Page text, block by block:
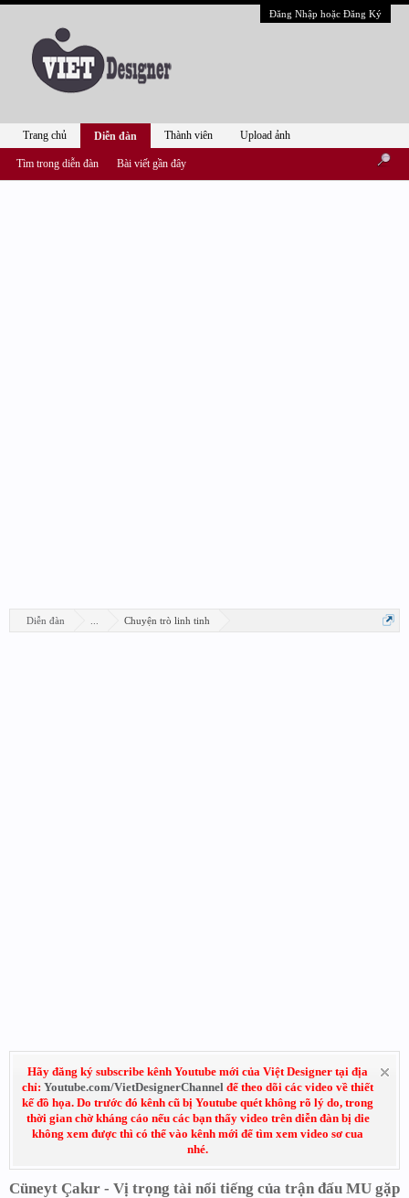
Đăng Nhập hoặc Đăng Ký
Diễn đàn Chuyện trò linh tinh
Hãy đăng ký subscribe kênh Youtube mới của Việt Designer tại địa
chỉ: Youtube.com/VietDesignerChannel để theo dõi các video về thiết
kế đồ họa. Do trước đó kênh cũ bị Youtube quét không rõ lý do, trong
thời gian chờ kháng cáo nếu các bạn thấy video trên diễn đàn bị die
không xem được thì có thể vào kênh mới để tìm xem video sơ cua
nhé.
Cüneyt Çakır - Vị trọng tài nổi tiếng của trận đấu MU gặp
Trang chủ Diễn đàn
Tìm trong diễn đàn Bài viết gần đây
Thành viên Upload ảnh